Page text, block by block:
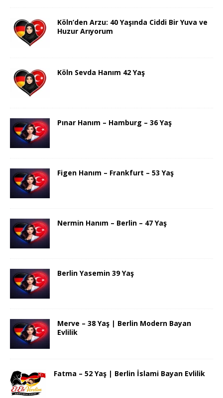
Köln’den Arzu: 40 Yaşında Ciddi Bir Yuva ve
Huzur Arıyorum
Köln Sevda Hanım 42 Yaş
Pınar Hanım – Hamburg – 36 Yaş
Figen Hanım – Frankfurt – 53 Yaş
Nermin Hanım – Berlin – 47 Yaş
Berlin Yasemin 39 Yaş
Merve – 38 Yaş | Berlin Modern Bayan
Evlilik
Fatma – 52 Yaş | Berlin İslami Bayan Evlilik